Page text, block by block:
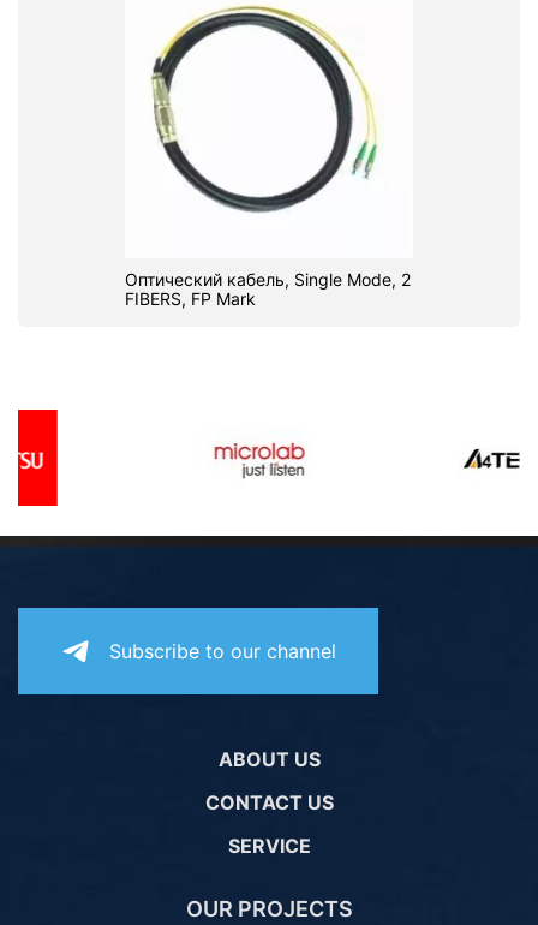
Оптический кабель, Single Mode, 2
FIBERS, FP Mark
Subscribe to our channel
ABOUT US
CONTACT US
SERVICE
OUR PROJECTS